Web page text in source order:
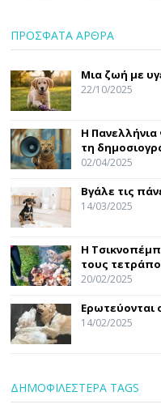
ΠΡΟΣΦΑΤΑ ΑΡΘΡΑ
Μια ζωή με
22/10/2025
Η
τη
02/04/2025
Βγάλε τις
14/03/2025
Η
τους
20/02/2025
Ερωτεύονται
14/02/2025
ΔΗΜΟΦΙΛΕΣΤΕΡΑ TAGS